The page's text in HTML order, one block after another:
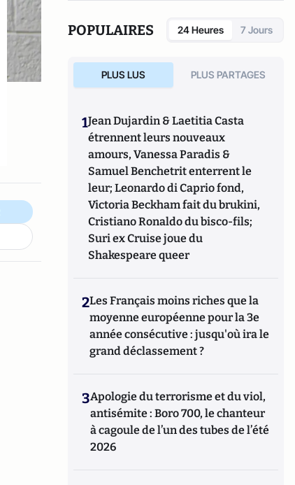
POPULAIRES 24 Heures 7 Jours
PLUS LUS PLUS PARTAGES
1Jean Dujardin & Laetitia Casta
étrennent leurs nouveaux
amours, Vanessa Paradis &
Samuel Benchetrit enterrent le
leur; Leonardo di Caprio fond,
Victoria Beckham fait du brukini,
Cristiano Ronaldo du bisco-fils;
Suri ex Cruise joue du
Shakespeare queer
2Les Français moins riches que la
moyenne européenne pour la 3e
année consécutive : jusqu'où ira le
grand déclassement ?
3Apologie du terrorisme et du viol,
antisémite : Boro 700, le chanteur
à cagoule de l’un des tubes de l’été
2026